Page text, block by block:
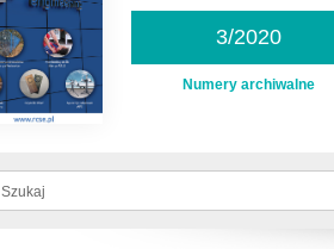
3/2020
Numery archiwalne
Formularz